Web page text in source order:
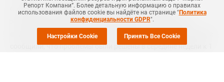
Согласно источникам на рынке, на производстве
этиленгликоля СИБУРа в Дзержинске в конце февраля
возникли производственные проблемы. Источники на рынке
сообщили, что проблемы были решены в середине недели к 1
Репорт Компани”. Более детальную информацию о правилах
использования файлов cookie вы найдёте на странице "Политика
конфиденциальности GDPR".
Настройки Cookie Принять Все Cookie